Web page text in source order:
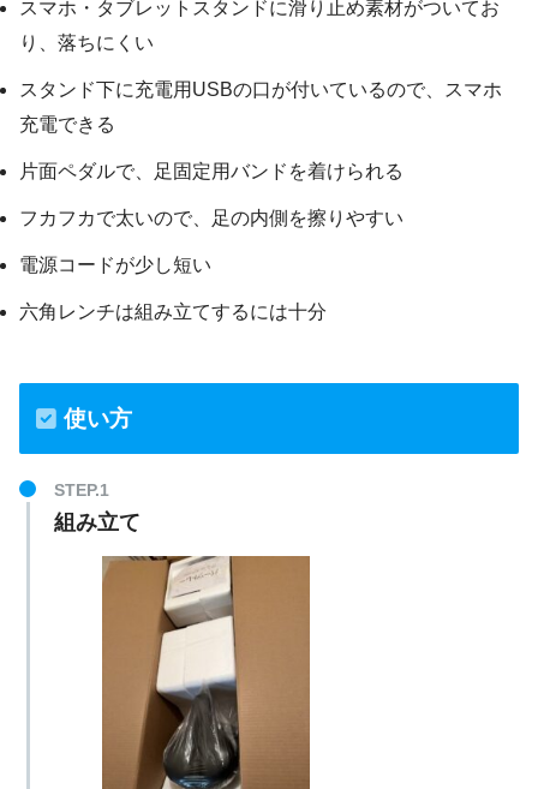
スマホ・タブレットスタンドに滑り止め素材がついてお
り、落ちにくい
スタンド下に充電用USBの口が付いているので、スマホ
充電できる
片面ペダルで、足固定用バンドを着けられる
フカフカで太いので、足の内側を擦りやすい
電源コードが少し短い
六角レンチは組み立てするには十分
使い方
組み立て